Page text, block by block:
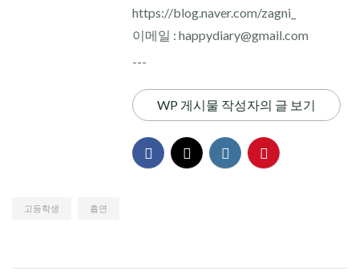
https://blog.naver.com/zagni_
이메일 : happydiary@gmail.com
---
WP 게시물 작성자의 글 보기
고등학생 흡연